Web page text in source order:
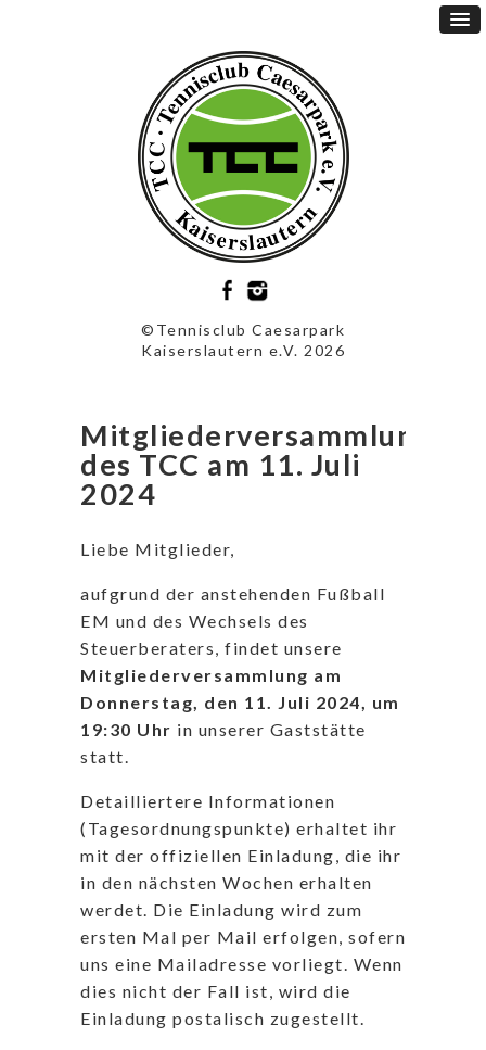
©Tennisclub Caesarpark
Kaiserslautern e.V. 2026
Mitgliederversammlung
des TCC am 11. Juli
2024
Liebe Mitglieder,
aufgrund der anstehenden Fußball
EM und des Wechsels des
Steuerberaters, findet unsere
Mitgliederversammlung am
Donnerstag, den 11. Juli 2024, um
19:30 Uhr in unserer Gaststätte
statt.
Detailliertere Informationen
(Tagesordnungspunkte) erhaltet ihr
mit der offiziellen Einladung, die ihr
in den nächsten Wochen erhalten
werdet. Die Einladung wird zum
ersten Mal per Mail erfolgen, sofern
uns eine Mailadresse vorliegt. Wenn
dies nicht der Fall ist, wird die
Einladung postalisch zugestellt.